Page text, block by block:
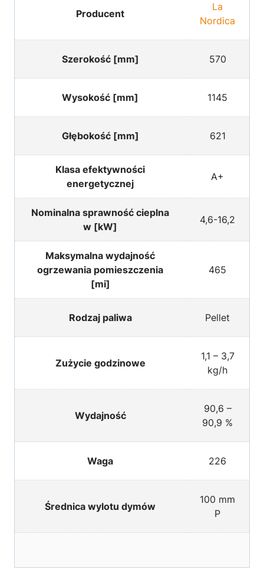
Producent
La
Nordica
Szerokość [mm] 570
Wysokość [mm] 1145
Głębokość [mm] 621
Klasa efektywności
energetycznej
A+
Nominalna sprawność cieplna
w [kW]
4,6-16,2
Maksymalna wydajność
ogrzewania pomieszczenia
[mі]
465
Rodzaj paliwa Pellet
Zużycie godzinowe
1,1 – 3,7
kg/h
Wydajność
90,6 –
90,9 %
Waga 226
Średnica wylotu dymów
100 mm
P